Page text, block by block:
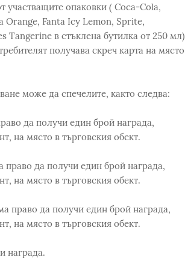
участващите опаковки ( Coca-Cola,
Orange, Fanta Icy Lemon, Sprite,
Tangerine в стъклена бутилка от 250 мл)
получава скреч карта на място
може да спечелите, както следва:
да получи един брой награда,
на място в търговския обект.
да получи един брой награда,
на място в търговския обект.
право да получи един брой награда,
на място в търговския обект.
награда.